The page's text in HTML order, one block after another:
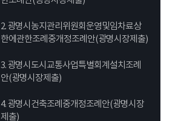
2. 광명시농지관리위원회운영및임차료상
한에관한조례중개정조례안(광명시장제출)
3. 광명시도시교통사업특별회계설치조례
안(광명시장제출)
4. 광명시건축조례중개정조례안(광명시장
제출)